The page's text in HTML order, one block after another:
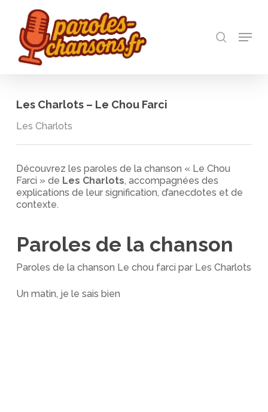
main
content
Menu
Les Charlots – Le Chou Farci
Les Charlots
Découvrez les paroles de la chanson « Le Chou
Farci » de Les Charlots, accompagnées des
explications de leur signification, d’anecdotes et de
contexte.
Paroles de la chanson
Paroles de la chanson Le chou farci par Les Charlots
Un matin, je le sais bien
Close